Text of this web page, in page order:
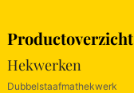
Productoverzicht
Hekwerken
Dubbelstaafmathekwerk